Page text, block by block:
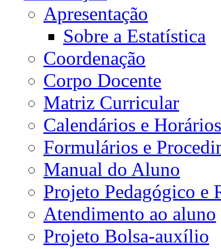
Apresentação
Sobre a Estatística
Coordenação
Corpo Docente
Matriz Curricular
Calendários e Horários
Formulários e
Manual do Aluno
Projeto Pedagógico e
Atendimento ao aluno
Projeto Bolsa-auxílio